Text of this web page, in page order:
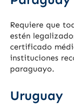
Requiere que
estén
certificado
instituciones
paraguayo.
Uruguay